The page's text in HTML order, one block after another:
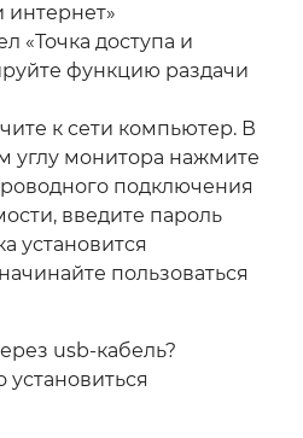
интернет»
«Точка доступа и
функцию раздачи
к сети компьютер. В
углу монитора нажмите
подключения
введите пароль
установится
пользоваться
usb-кабель?